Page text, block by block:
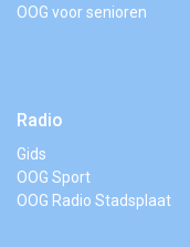
OOG voor senioren
Radio
Gids
OOG Sport
OOG Radio Stadsplaat